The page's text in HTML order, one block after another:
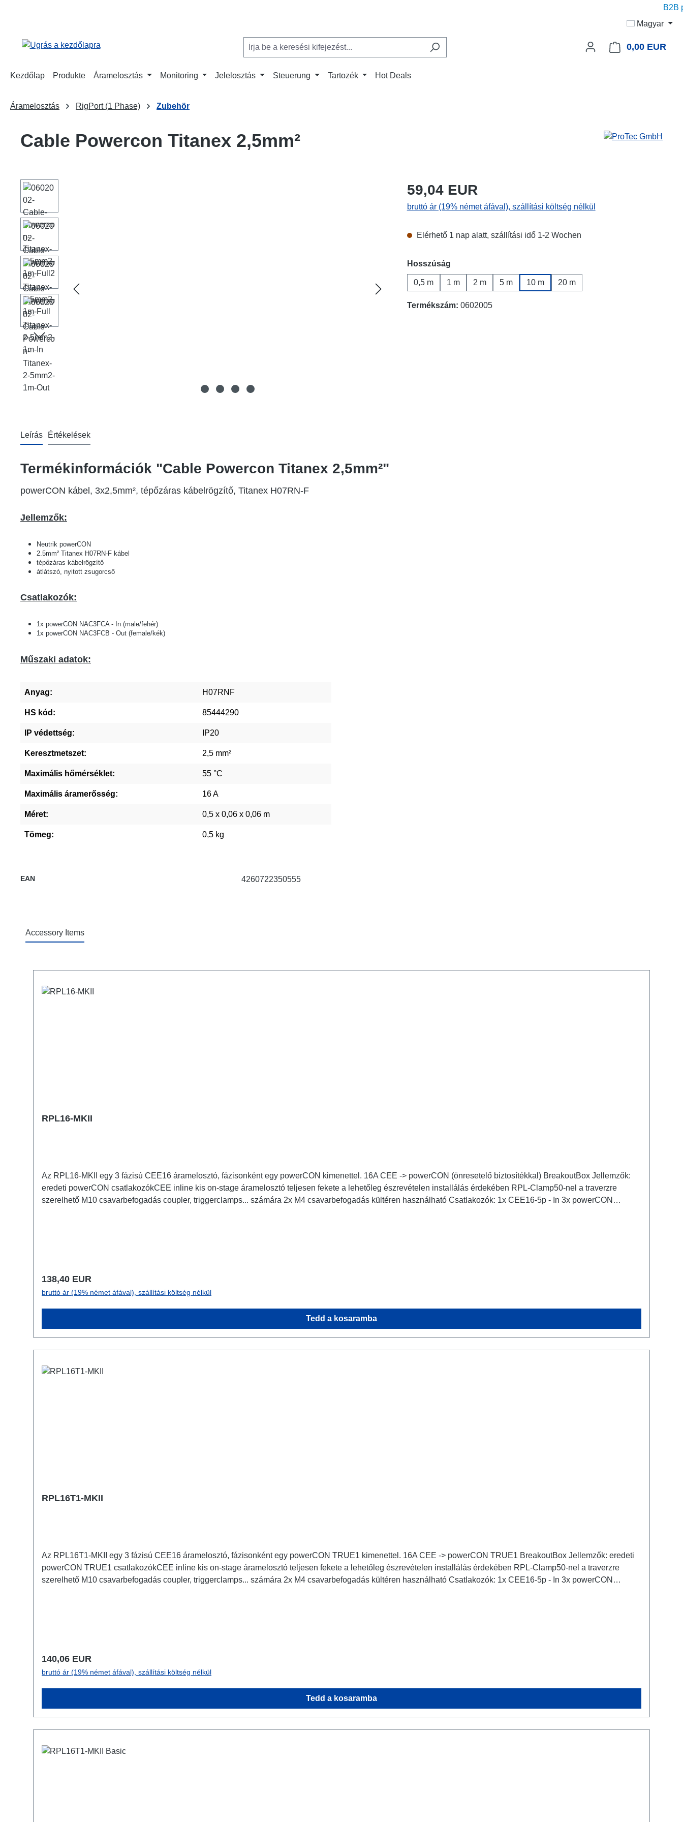
B2B
Magyar
0,00 EUR
Kezdőlap Produkte Áramelosztás Monitoring Jelelosztás Steuerung Tartozék Hot Deals
Áramelosztás RigPort (1 Phase) Zubehör
Cable Powercon Titanex 2,5mm²
Képgaléria kihagyása 59,04 EUR
bruttó ár (19% német áfával), szállítási költség nélkül
Elérhető 1 nap alatt, szállítási idő 1-2 Wochen
Válasszon
Hosszúság
0,5 m 1 m 2 m 5 m 10 m 20 m
Termékszám: 0602005
Leírás Értékelések
Termékinformációk "Cable Powercon Titanex 2,5mm²"
powerCON kábel, 3x2,5mm², tépőzáras kábelrögzítő, Titanex H07RN-F
Jellemzők:
Neutrik powerCON
2.5mm² Titanex H07RN-F kábel
tépőzáras kábelrögzítő
átlátszó, nyitott zsugorcső
Csatlakozók:
1x powerCON NAC3FCA - In (male/fehér)
1x powerCON NAC3FCB - Out (female/kék)
Műszaki adatok:
Anyag: H07RNF
HS kód: 85444290
IP védettség: IP20
Keresztmetszet: 2,5 mm²
Maximális hőmérséklet: 55 °C
Maximális áramerősség: 16 A
Méret: 0,5 x 0,06 x 0,06 m
Tömeg: 0,5 kg
EAN 4260722350555
Accessory Items
RPL16-MKII
Az RPL16-MKII egy 3 fázisú CEE16 áramelosztó, fázisonként egy powerCON kimenettel. 16A CEE -> powerCON (önresetelő biztosítékkal) BreakoutBox Jellemzők:
eredeti powerCON csatlakozókCEE inline kis on-stage áramelosztó teljesen fekete a lehetőleg észrevételen installálás érdekében RPL-Clamp50-nel a traverzre
szerelhető M10 csavarbefogadás coupler, triggerclamps... számára 2x M4 csavarbefogadás kültéren használható Csatlakozók: 1x CEE16-5p - In 3x powerCON
Normál ár:
138,40 EUR
bruttó ár (19% német áfával), szállítási költség nélkül
Tedd a kosaramba
RPL16T1-MKII
Az RPL16T1-MKII egy 3 fázisú CEE16 áramelosztó, fázisonként egy powerCON TRUE1 kimenettel. 16A CEE -> powerCON TRUE1 BreakoutBox Jellemzők: eredeti
powerCON TRUE1 csatlakozókCEE inline kis on-stage áramelosztó teljesen fekete a lehetőleg észrevételen installálás érdekében RPL-Clamp50-nel a traverzre
szerelhető M10 csavarbefogadás coupler, triggerclamps... számára 2x M4 csavarbefogadás kültéren használható Csatlakozók: 1x CEE16-5p - In 3x powerCON
Normál ár:
140,06 EUR
bruttó ár (19% német áfával), szállítási költség nélkül
Tedd a kosaramba